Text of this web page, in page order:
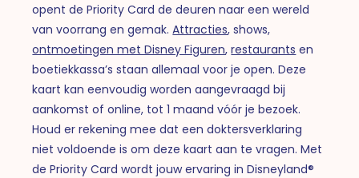
opent de Priority Card de deuren naar een wereld
van voorrang en gemak.Attracties, shows,
ontmoetingen met Disney Figuren,restaurants en
boetiekkassa’s staan allemaal voor je open. Deze
kaart kan eenvoudig worden aangevraagd bij
aankomst of online, tot 1 maand vóór je bezoek.
Houd er rekening mee dat een doktersverklaring
niet voldoende is om deze kaart aan te vragen. Met
de Priority Card wordt jouw ervaring in Disneyland®